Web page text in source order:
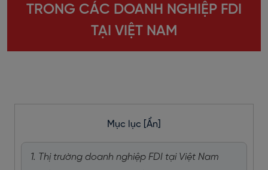
TRONG CÁC DOANH NGHIỆP FDI
TẠI VIỆT NAM
Mục lục [Ẩn]
1. Thị trường doanh nghiệp FDI tại Việt Nam